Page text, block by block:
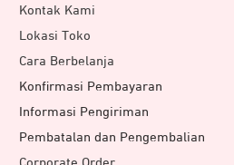
Kontak Kami
Lokasi Toko
Cara Berbelanja
Konfirmasi Pembayaran
Informasi Pengiriman
Pembatalan dan Pengembalian